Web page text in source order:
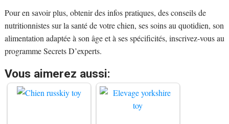
Pour en savoir plus, obtenir des infos pratiques, des conseils de
nutritionnistes sur la santé de votre chien, ses soins au quotidien, son
alimentation adaptée à son âge et à ses spécificités, inscrivez-vous au
programme Secrets D’experts.
Vous aimerez aussi: